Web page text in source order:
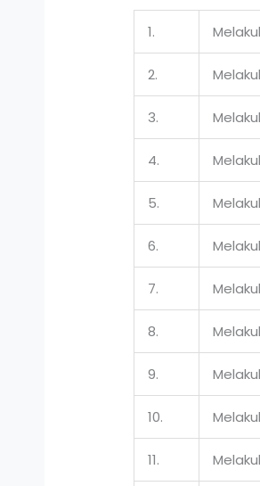
1.
2.
3.
4.
5.
6.
7.
8.
9.
10.
11.